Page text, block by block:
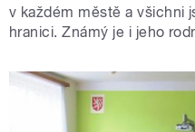
v každém městě a všichni
hranici. Známý je i jeho